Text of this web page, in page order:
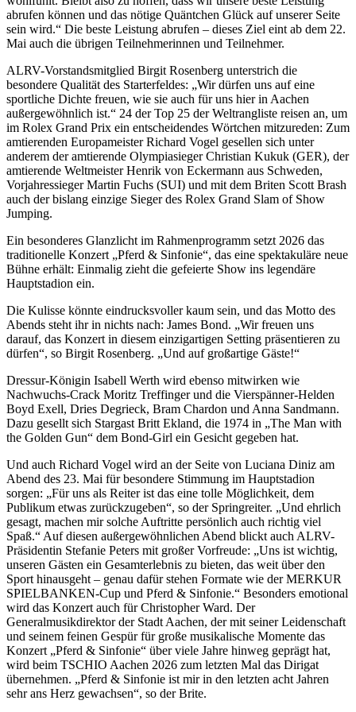
abrufen können und das nötige Quäntchen Glück auf unserer Seite
sein wird.“ Die beste Leistung abrufen – dieses Ziel eint ab dem 22.
Mai auch die übrigen Teilnehmerinnen und Teilnehmer.
ALRV-Vorstandsmitglied Birgit Rosenberg unterstrich die
besondere Qualität des Starterfeldes: „Wir dürfen uns auf eine
sportliche Dichte freuen, wie sie auch für uns hier in Aachen
außergewöhnlich ist.“ 24 der Top 25 der Weltrangliste reisen an, um
im Rolex Grand Prix ein entscheidendes Wörtchen mitzureden: Zum
amtierenden Europameister Richard Vogel gesellen sich unter
anderem der amtierende Olympiasieger Christian Kukuk (GER), der
amtierende Weltmeister Henrik von Eckermann aus Schweden,
Vorjahressieger Martin Fuchs (SUI) und mit dem Briten Scott Brash
auch der bislang einzige Sieger des Rolex Grand Slam of Show
Jumping.
Ein besonderes Glanzlicht im Rahmenprogramm setzt 2026 das
traditionelle Konzert „Pferd & Sinfonie“, das eine spektakuläre neue
Bühne erhält: Einmalig zieht die gefeierte Show ins legendäre
Hauptstadion ein.
Die Kulisse könnte eindrucksvoller kaum sein, und das Motto des
Abends steht ihr in nichts nach: James Bond. „Wir freuen uns
darauf, das Konzert in diesem einzigartigen Setting präsentieren zu
dürfen“, so Birgit Rosenberg. „Und auf großartige Gäste!“
Dressur-Königin Isabell Werth wird ebenso mitwirken wie
Nachwuchs-Crack Moritz Treffinger und die Vierspänner-Helden
Boyd Exell, Dries Degrieck, Bram Chardon und Anna Sandmann.
Dazu gesellt sich Stargast Britt Ekland, die 1974 in „The Man with
the Golden Gun“ dem Bond-Girl ein Gesicht gegeben hat.
Und auch Richard Vogel wird an der Seite von Luciana Diniz am
Abend des 23. Mai für besondere Stimmung im Hauptstadion
sorgen: „Für uns als Reiter ist das eine tolle Möglichkeit, dem
Publikum etwas zurückzugeben“, so der Springreiter. „Und ehrlich
gesagt, machen mir solche Auftritte persönlich auch richtig viel
Spaß.“ Auf diesen außergewöhnlichen Abend blickt auch ALRV-
Präsidentin Stefanie Peters mit großer Vorfreude: „Uns ist wichtig,
unseren Gästen ein Gesamterlebnis zu bieten, das weit über den
Sport hinausgeht – genau dafür stehen Formate wie der MERKUR
SPIELBANKEN-Cup und Pferd & Sinfonie.“ Besonders emotional
wird das Konzert auch für Christopher Ward. Der
Generalmusikdirektor der Stadt Aachen, der mit seiner Leidenschaft
und seinem feinen Gespür für große musikalische Momente das
Konzert „Pferd & Sinfonie“ über viele Jahre hinweg geprägt hat,
wird beim TSCHIO Aachen 2026 zum letzten Mal das Dirigat
übernehmen. „Pferd & Sinfonie ist mir in den letzten acht Jahren
sehr ans Herz gewachsen“, so der Brite.